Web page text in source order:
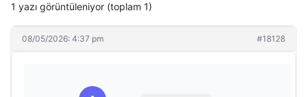
1 yazı görüntüleniyor (toplam 1)
08/05/2026: 4:37 pm #18128